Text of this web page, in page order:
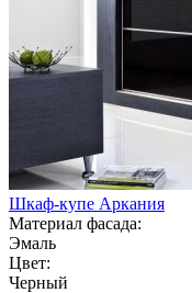
Шкаф-купе Аркания
Материал фасада:
Эмаль
Цвет:
Черный